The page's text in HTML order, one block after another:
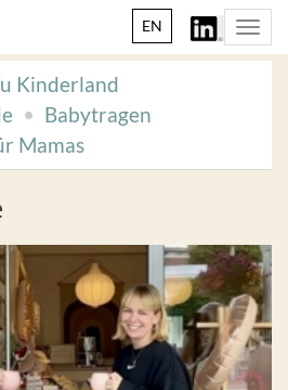
EN
Kinderland
Babytragen
Mamas